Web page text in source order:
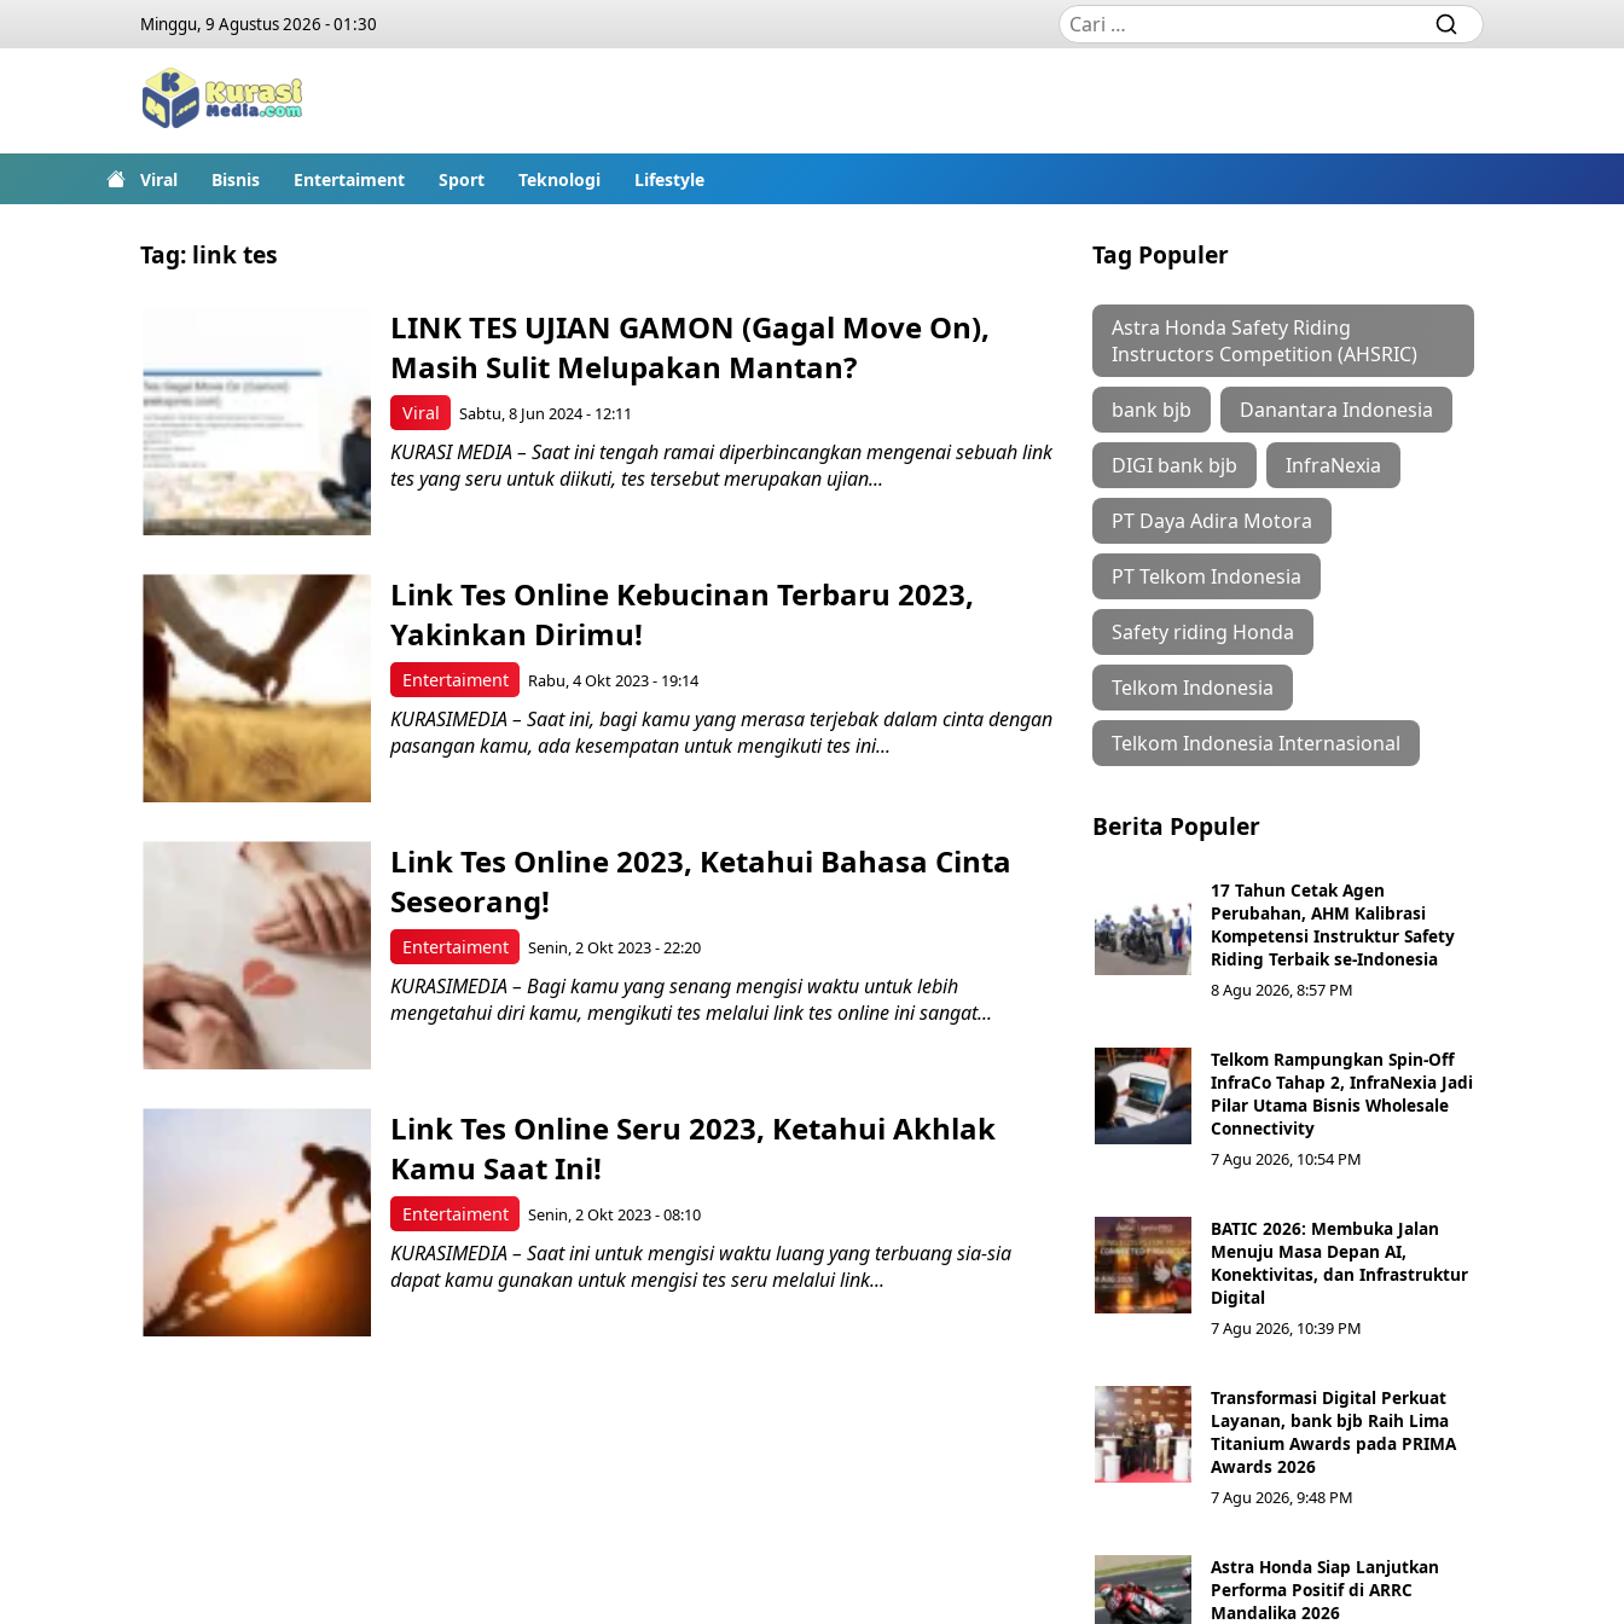
Minggu, 9 Agustus 2026 - 01:30
Viral Bisnis Entertaiment Sport Teknologi Lifestyle
Tag: link tes
Viral
LINK TES UJIAN GAMON (Gagal Move On),
Masih Sulit Melupakan Mantan?
Sabtu, 8 Jun 2024 - 12:11
KURASI MEDIA – Saat ini tengah ramai diperbincangkan mengenai sebuah link
tes yang seru untuk diikuti, tes tersebut merupakan ujian...
Entertaiment
Link Tes Online Kebucinan Terbaru 2023,
Yakinkan Dirimu!
Rabu, 4 Okt 2023 - 19:14
KURASIMEDIA – Saat ini, bagi kamu yang merasa terjebak dalam cinta dengan
pasangan kamu, ada kesempatan untuk mengikuti tes ini...
Entertaiment
Link Tes Online 2023, Ketahui Bahasa Cinta
Seseorang!
Senin, 2 Okt 2023 - 22:20
KURASIMEDIA – Bagi kamu yang senang mengisi waktu untuk lebih
mengetahui diri kamu, mengikuti tes melalui link tes online ini sangat...
Entertaiment
Link Tes Online Seru 2023, Ketahui Akhlak
Kamu Saat Ini!
Senin, 2 Okt 2023 - 08:10
KURASIMEDIA – Saat ini untuk mengisi waktu luang yang terbuang sia-sia
dapat kamu gunakan untuk mengisi tes seru melalui link...
Tag Populer
Astra Honda Safety Riding
Instructors Competition (AHSRIC)
bank bjb Danantara Indonesia
DIGI bank bjb InfraNexia
PT Daya Adira Motora
PT Telkom Indonesia
Safety riding Honda
Telkom Indonesia
Telkom Indonesia Internasional
Berita Populer
17 Tahun Cetak Agen
Perubahan, AHM Kalibrasi
Kompetensi Instruktur Safety
Riding Terbaik se-Indonesia
8 Agu 2026, 8:57 PM
Telkom Rampungkan Spin-Off
InfraCo Tahap 2, InfraNexia Jadi
Pilar Utama Bisnis Wholesale
Connectivity
7 Agu 2026, 10:54 PM
BATIC 2026: Membuka Jalan
Menuju Masa Depan AI,
Konektivitas, dan Infrastruktur
Digital
7 Agu 2026, 10:39 PM
Transformasi Digital Perkuat
Layanan, bank bjb Raih Lima
Titanium Awards pada PRIMA
Awards 2026
7 Agu 2026, 9:48 PM
Astra Honda Siap Lanjutkan
Performa Positif di ARRC
Mandalika 2026